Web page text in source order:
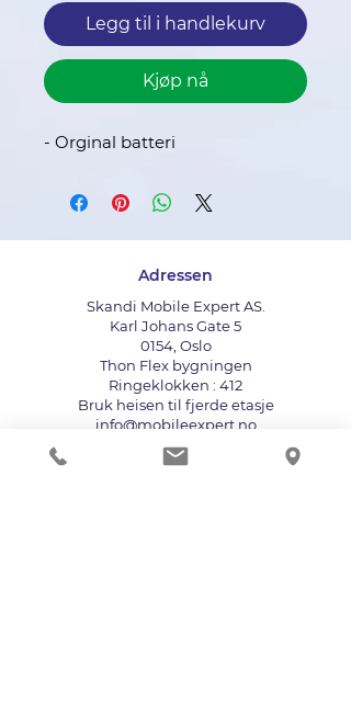
Legg til i handlekurv
Kjøp nå
- Orginal batteri
Adressen
Skandi Mobile Expert AS.
Karl Johans Gate 5
0154, Oslo
Thon Flex bygningen
Ringeklokken : 412
Bruk heisen til fjerde etasje
info@mobileexpert.no
+47 411 11 211